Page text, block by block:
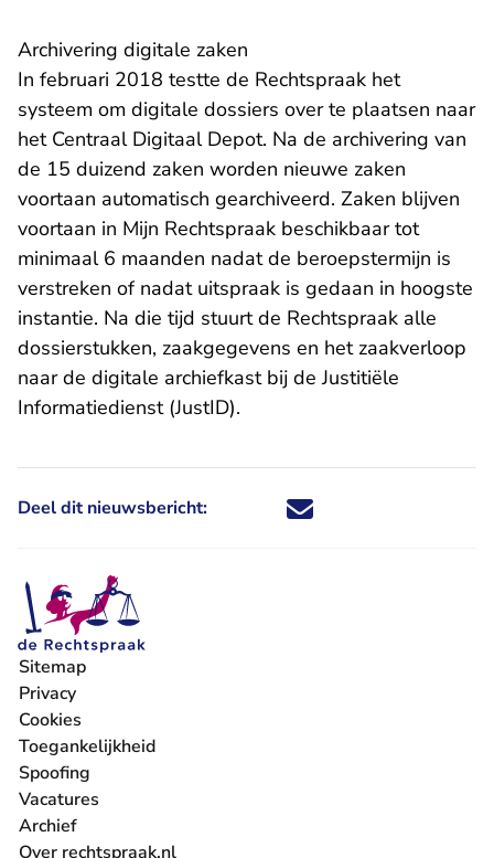
Archivering digitale zaken
In februari 2018 testte de Rechtspraak het
systeem om digitale dossiers over te plaatsen naar
het Centraal Digitaal Depot. Na de archivering van
de 15 duizend zaken worden nieuwe zaken
voortaan automatisch gearchiveerd. Zaken blijven
voortaan in Mijn Rechtspraak beschikbaar tot
minimaal 6 maanden nadat de beroepstermijn is
verstreken of nadat uitspraak is gedaan in hoogste
instantie. Na die tijd stuurt de Rechtspraak alle
dossierstukken, zaakgegevens en het zaakverloop
naar de digitale archiefkast bij de Justitiële
Informatiedienst (JustID).
Deel dit nieuwsbericht: Deel dit nieuwsbericht via X -
Deel dit nieuwsbericht via
Deel dit nieuwsbericht
Deel dit
Sitemap
Privacy
Cookies
Toegankelijkheid
Spoofing
Vacatures
- U verlaat Rechtspraak.nl
Archief
Over rechtspraak.nl